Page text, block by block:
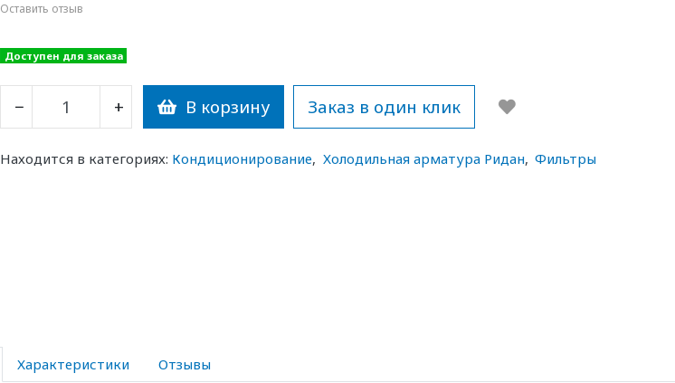
Оставить отзыв
Доступен для заказа
− + В корзину Заказ в один клик
Находится в категориях: Кондиционирование, Холодильная арматура Ридан, Фильтры
Характеристики Отзывы